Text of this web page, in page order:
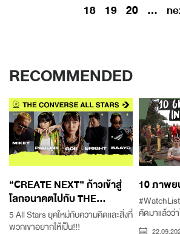
18 19 20 ...
RECOMMENDED
“CREATE NEXT” ก้าวเข้าสู่
โลกอนาคตไปกับ THE...
5 All Stars ยุคใหม่กับความคิดและสิ่งที่
พวกเขาอยากให้เป็น!!!
10 ภาพ
คัดมาแล้วว่